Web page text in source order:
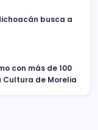
busca a
con más de 100
de Morelia